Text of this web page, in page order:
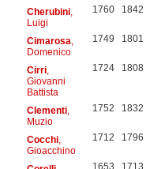
Cherubini,
Luigi
1760 1842
Cimarosa
Domenico
1749 1801
Cirri,
Giovanni
Battista
1724 1808
Clementi,
Muzio
1752 1832
Cocchi,
Gioacchino
1712 1796
1653 1713